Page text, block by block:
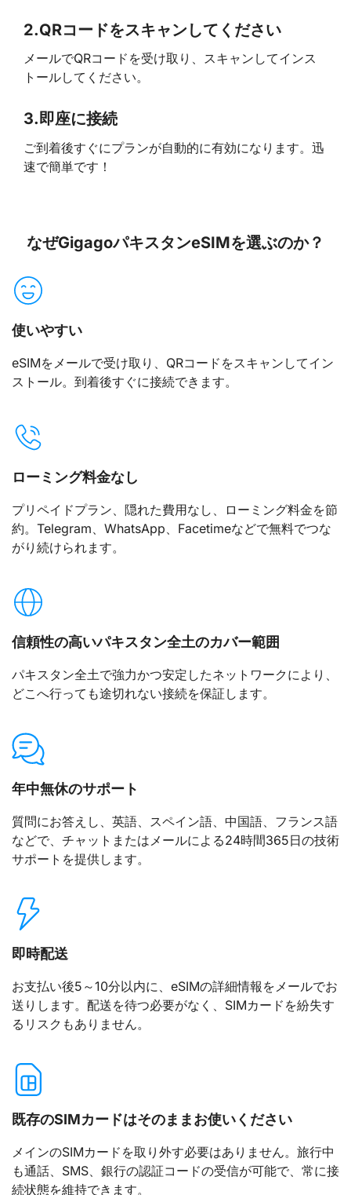
2.QRコードをスキャンしてください
メールでQRコードを受け取り、スキャンしてインス
トールしてください。
3.即座に接続
ご到着後すぐにプランが自動的に有効になります。迅
速で簡単です！
なぜGigagoパキスタンeSIMを選ぶのか？
使いやすい
eSIMをメールで受け取り、QRコードをスキャンしてイン
ストール。到着後すぐに接続できます。
ローミング料金なし
プリペイドプラン、隠れた費用なし、ローミング料金を節
約。Telegram、WhatsApp、Facetimeなどで無料でつな
がり続けられます。
信頼性の高いパキスタン全土のカバー範囲
パキスタン全土で強力かつ安定したネットワークにより、
どこへ行っても途切れない接続を保証します。
年中無休のサポート
質問にお答えし、英語、スペイン語、中国語、フランス語
などで、チャットまたはメールによる24時間365日の技術
サポートを提供します。
即時配送
お支払い後5～10分以内に、eSIMの詳細情報をメールでお
送りします。配送を待つ必要がなく、SIMカードを紛失す
るリスクもありません。
既存のSIMカードはそのままお使いください
メインのSIMカードを取り外す必要はありません。旅行中
も通話、SMS、銀行の認証コードの受信が可能で、常に接
続状態を維持できます。